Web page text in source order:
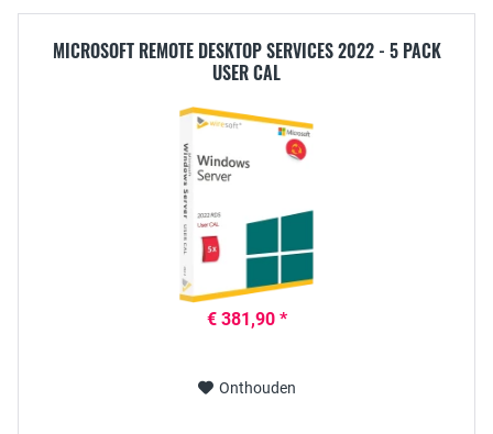
MICROSOFT REMOTE DESKTOP SERVICES 2022 - 5 PACK
USER CAL
€ 381,90 *
Onthouden